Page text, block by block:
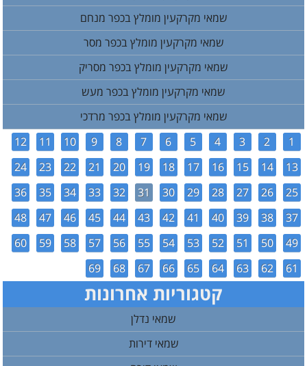
שמאי מקרקעין מומלץ בכפר מנחם
שמאי מקרקעין מומלץ בכפר מסר
שמאי מקרקעין מומלץ בכפר מסריק
שמאי מקרקעין מומלץ בכפר מעש
שמאי מקרקעין מומלץ בכפר מרדכי
1
2
3
4
5
6
7
8
9
10
11
12
13
14
15
16
17
18
19
20
21
22
23
24
25
26
27
28
29
30
31
32
33
34
35
36
37
38
39
40
41
42
43
44
45
46
47
48
49
50
51
52
53
54
55
56
57
58
59
60
61
62
63
64
65
66
67
68
69
קטגוריות אחרונות
שמאי נדלן
שמאי דירות